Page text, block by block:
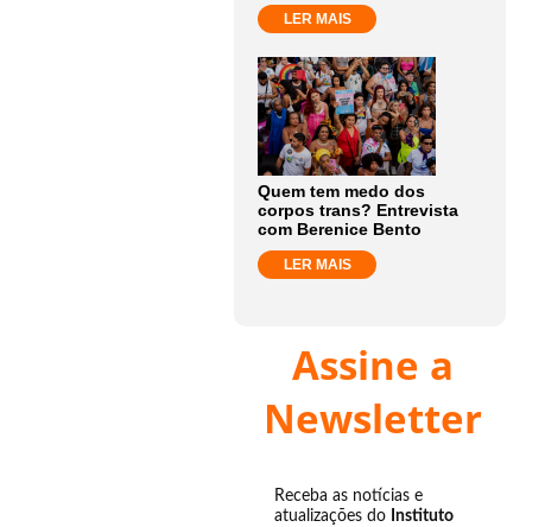
LER MAIS
Quem tem medo dos
corpos trans? Entrevista
com Berenice Bento
LER MAIS
Assine a
Newsletter
Receba as notícias e
atualizações do Instituto